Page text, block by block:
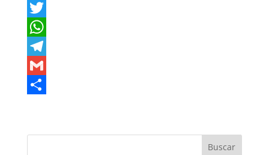
F
a
c
e
b
T
w
W
h
a
T
eG